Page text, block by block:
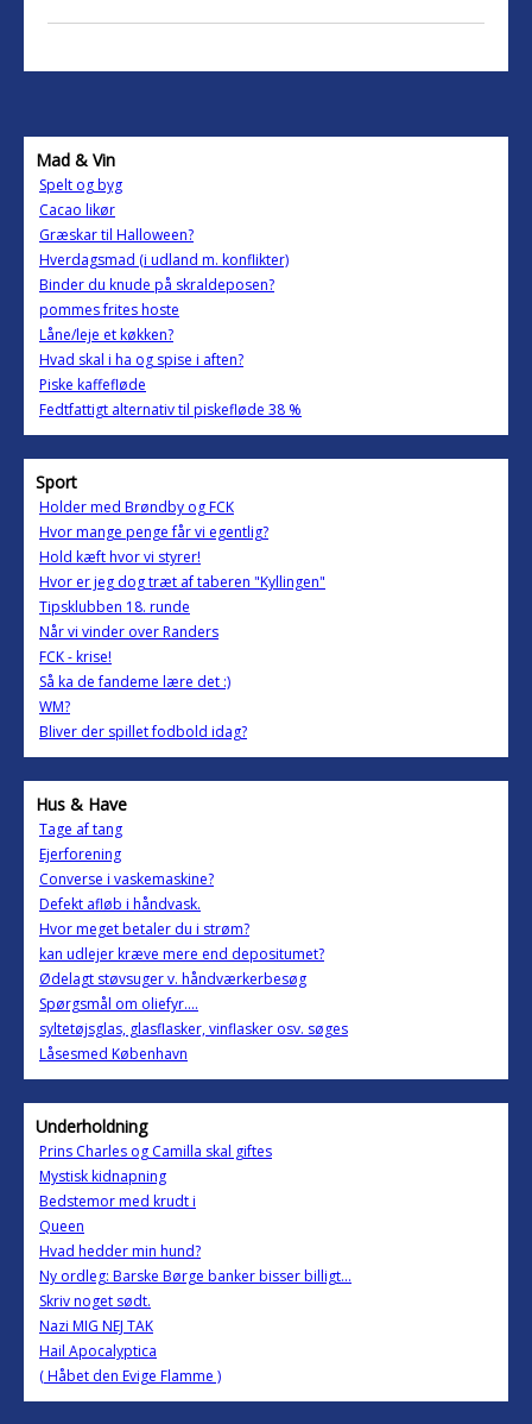
Mad & Vin
Spelt og byg
Cacao likør
Græskar til Halloween?
Hverdagsmad (i udland m. konflikter)
Binder du knude på skraldeposen?
pommes frites hoste
Låne/leje et køkken?
Hvad skal i ha og spise i aften?
Piske kaffefløde
Fedtfattigt alternativ til piskefløde 38 %
Sport
Holder med Brøndby og FCK
Hvor mange penge får vi egentlig?
Hold kæft hvor vi styrer!
Hvor er jeg dog træt af taberen "Kyllingen"
Tipsklubben 18. runde
Når vi vinder over Randers
FCK - krise!
Så ka de fandeme lære det :)
WM?
Bliver der spillet fodbold idag?
Hus & Have
Tage af tang
Ejerforening
Converse i vaskemaskine?
Defekt afløb i håndvask.
Hvor meget betaler du i strøm?
kan udlejer kræve mere end depositumet?
Ødelagt støvsuger v. håndværkerbesøg
Spørgsmål om oliefyr....
syltetøjsglas, glasflasker, vinflasker osv. søges
Låsesmed København
Underholdning
Prins Charles og Camilla skal giftes
Mystisk kidnapning
Bedstemor med krudt i
Queen
Hvad hedder min hund?
Ny ordleg: Barske Børge banker bisser billigt...
Skriv noget sødt.
Nazi MIG NEJ TAK
Hail Apocalyptica
( Håbet den Evige Flamme )